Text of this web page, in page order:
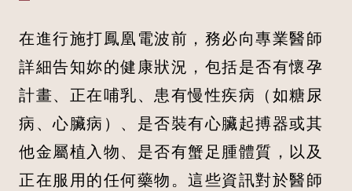
在進行施打鳳凰電波前，務必向專業醫師
詳細告知妳的健康狀況，包括是否有懷孕
計畫、正在哺乳、患有慢性疾病（如糖尿
病、心臟病）、是否裝有心臟起搏器或其
他金屬植入物、是否有蟹足腫體質，以及
正在服用的任何藥物。這些資訊對於醫師